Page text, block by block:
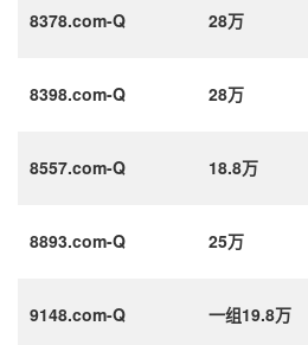
8378.com-Q 28万
8398.com-Q 28万
8557.com-Q 18.8万
8893.com-Q 25万
9148.com-Q 一组19.8万